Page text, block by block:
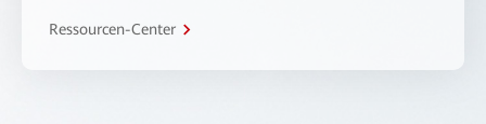
Ressourcen-Center